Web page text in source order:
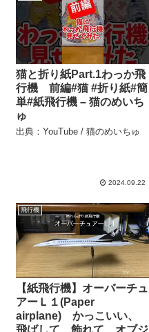
猫と折り紙Part.1わっか飛
行機 前編#猫 #折り紙#簡
単#紙飛行機 – 猫のめいち
ゅ
出典：YouTube / 猫のめいちゅ
2024.09.22
飛行機
【紙飛行機】オーバーチュ
アーＬ１(Paper
airplane) かっこいい、